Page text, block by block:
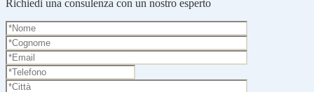
Richiedi una consulenza con un nostro esperto